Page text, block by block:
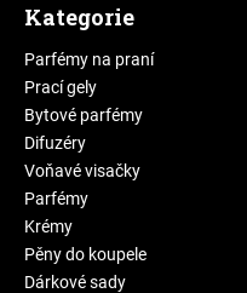
Kategorie
Parfémy na praní
Prací gely
Bytové parfémy
Difuzéry
Voňavé visačky
Parfémy
Krémy
Pěny do koupele
Dárkové sady